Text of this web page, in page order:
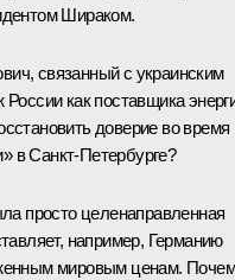
Шираком.
связанный с украинским
как поставщика
доверие во время
в Санкт-Петербурге?
просто целенаправленная
например, Германию
мировым ценам.